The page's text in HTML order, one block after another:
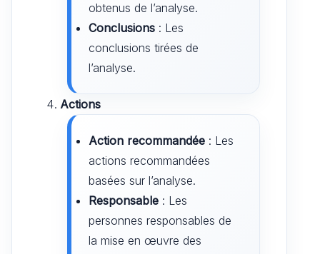
obtenus de l’analyse.
Conclusions : Les
conclusions tirées de
l’analyse.
Actions
Action recommandée : Les
actions recommandées
basées sur l’analyse.
Responsable : Les
personnes responsables de
la mise en œuvre des